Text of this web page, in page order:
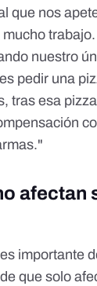
que nos
nuestro
pedir una
tras esa
afectan
importante
que solo